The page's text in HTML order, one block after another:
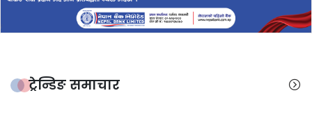
ट्रेन्डिङ समाचार